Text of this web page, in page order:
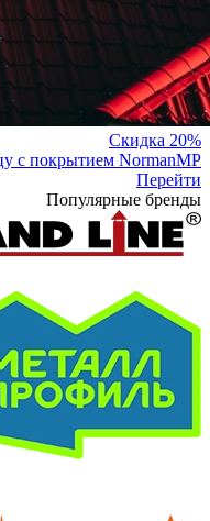
Скидка 20%
с покрытием NormanMP
Перейти
Популярные бренды